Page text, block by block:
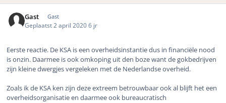
Gast Gast
Geplaatst 2 april 20206 jr
Eerste reactie. De KSA is een overheidsinstantie dus in financiële nood
is onzin. Daarmee is ook omkoping uit den boze want de gokbedrijven
zijn kleine dwergjes vergeleken met de Nederlandse overheid.
Zoals ik de KSA ken zijn deze extreem betrouwbaar ook al blijft het een
overheidsorganisatie en daarmee ook bureaucratisch